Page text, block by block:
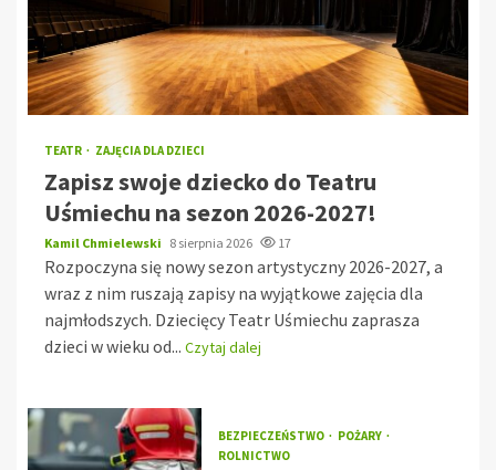
TEATR ZAJĘCIA DLA DZIECI
Zapisz swoje dziecko do Teatru
Uśmiechu na sezon 2026-2027!
Kamil Chmielewski 8 sierpnia 2026 17
Rozpoczyna się nowy sezon artystyczny 2026-2027, a
wraz z nim ruszają zapisy na wyjątkowe zajęcia dla
najmłodszych. Dziecięcy Teatr Uśmiechu zaprasza
dzieci w wieku od... Czytaj dalej
BEZPIECZEŃSTWO
POŻARY
ROLNICTWO